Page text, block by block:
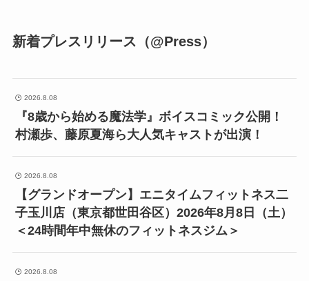
新着プレスリリース（@Press）
2026.8.08
『8歳から始める魔法学』ボイスコミック公開！
村瀬歩、藤原夏海ら大人気キャストが出演！
2026.8.08
【グランドオープン】エニタイムフィットネス二
子玉川店（東京都世田谷区）2026年8月8日（土）
＜24時間年中無休のフィットネスジム＞
2026.8.08